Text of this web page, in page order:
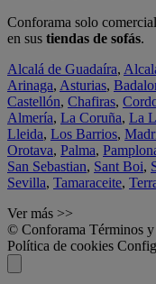
Conforama solo
en sus tiendas de sofás.
Alcalá de Guadaíra,
Arinaga, Asturias,
Castellón, Chafiras,
Almería, La Coruña, La
Lleida, Los Barrios,
Orotava, Palma,
San Sebastian, Sant Boi,
Sevilla, Tamaraceite,
Ver más >>
© Conforama Términos
Política de cookies